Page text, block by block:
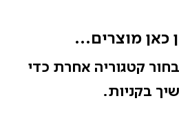
כאן מוצרים...
קטגוריה אחרת כדי
בקניות.